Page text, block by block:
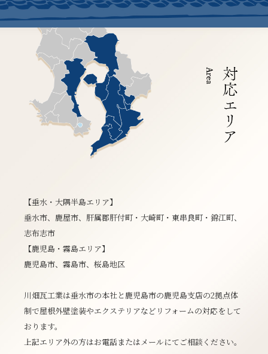
【垂水・大隅半島エリア】
垂水市、鹿屋市、肝属郡肝付町・大崎町・東串良町・錦江町、
志布志市
【鹿児島・霧島エリア】
鹿児島市、霧島市、桜島地区
川畑瓦工業は垂水市の本社と鹿児島市の鹿児島支店の2拠点体
制で屋根外壁塗装やエクステリアなどリフォームの対応をして
おります。
上記エリア外の方はお電話またはメールにてご相談ください。